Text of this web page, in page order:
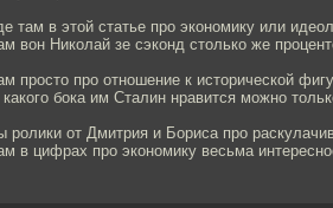
там в этой статье про экономику или
вон Николай зе сэконд столько же
просто про отношение к исторической
бока им Сталин нравится можно
ролики от Дмитрия и Бориса про
в цифрах про экономику весьма